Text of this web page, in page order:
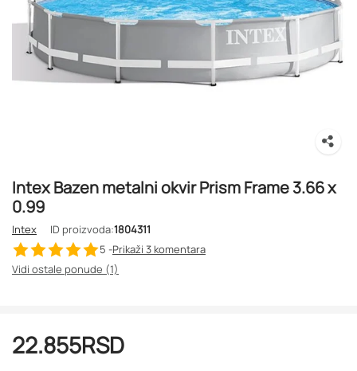
Intex Bazen metalni okvir Prism Frame 3.66 x
0.99
Intex ID proizvoda:1804311
5 -Prikaži 3 komentara
Vidi ostale ponude (1)
22.855RSD